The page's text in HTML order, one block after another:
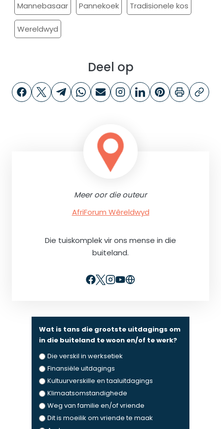
Mannebasaar Pannekoek Tradisionele kos
Wereldwyd
Deel op
Meer oor die outeur
AfriForum Wêreldwyd
Die tuiskomplek vir ons mense in die
buiteland.
Wat is tans die grootste uitdagings om
in die buiteland te woon en/of te werk?
Die verskil in werksetiek
Finansiële uitdagings
Kultuurverskille en taaluitdagings
Klimaatsomstandighede
Weg van familie en/of vriende
Dit is moeilik om vriende te maak